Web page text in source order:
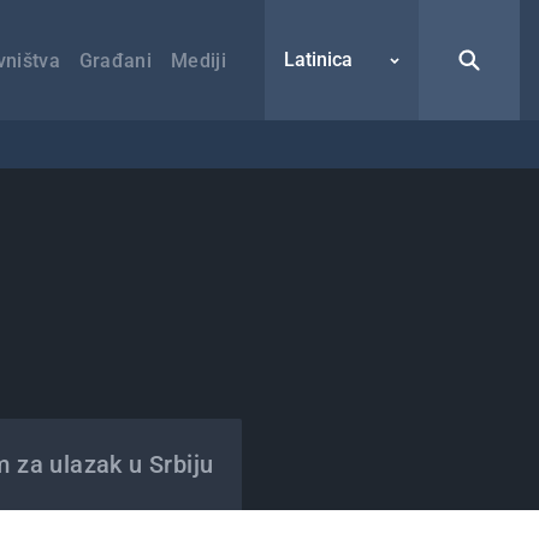
Građani Mediji Latinica
za ulazak u Srbiju